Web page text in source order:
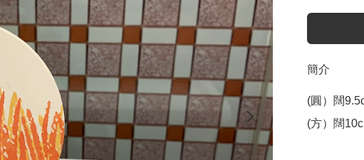
簡介
(圓）闊
(方）闊